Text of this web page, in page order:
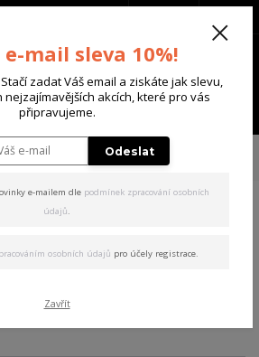
Menu
TÍLKA
Yakuza pánské tričko Smart People
T-Shirt white
e-mail sleva 10%!
zadat Váš email a ziskáte jak slevu,
nejzajímavějších akcích, které pro vás
připravujeme.
Odeslat
e-mailem dle podmínek zpracování osobních
údajů.
osobních údajů pro účely registrace.
Zavřít